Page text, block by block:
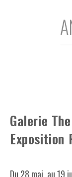
Galerie
Exposition
Du 28 mai au 19